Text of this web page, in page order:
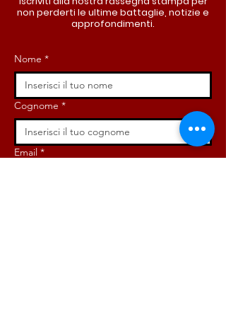
non perderti le ultime battaglie, notizie e
approfondimenti.
Nome *
Cognome *
Email *